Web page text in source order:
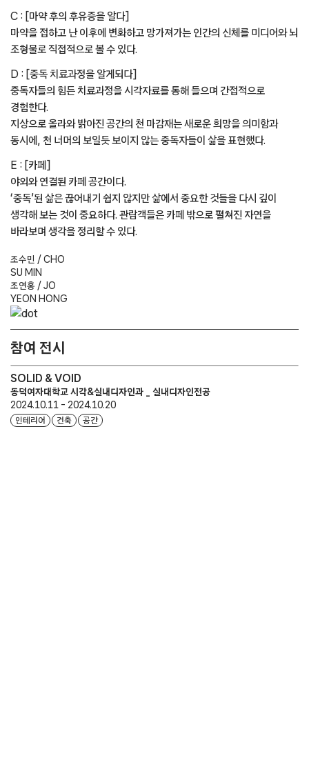
C : [마약 후의 후유증을 알다]
마약을 접하고 난 이후에 변화하고 망가져가는 인간의 신체를 미디어와 뇌
조형물로 직접적으로 볼 수 있다.
D : [중독 치료과정을 알게되다]
중독자들의 힘든 치료과정을 시각자료를 통해 들으며 간접적으로
경험한다.
지상으로 올라와 밝아진 공간의 천 마감재는 새로운 희망을 의미함과
동시에, 천 너머의 보일듯 보이지 않는 중독자들이 삶을 표현했다.
E : [카페]
야외와 연결된 카페 공간이다.
‘중독’된 삶은 끊어내기 쉽지 않지만 삶에서 중요한 것들을 다시 깊이
생각해 보는 것이 중요하다. 관람객들은 카페 밖으로 펼쳐진 자연을
바라보며 생각을 정리할 수 있다.
조수민 / CHO
SU MIN
조연홍 / JO
YEON HONG
참여 전시
SOLID & VOID
동덕여자대학교 시각&실내디자인과 _ 실내디자인전공
2024.10.11 - 2024.10.20
인테리어 건축 공간